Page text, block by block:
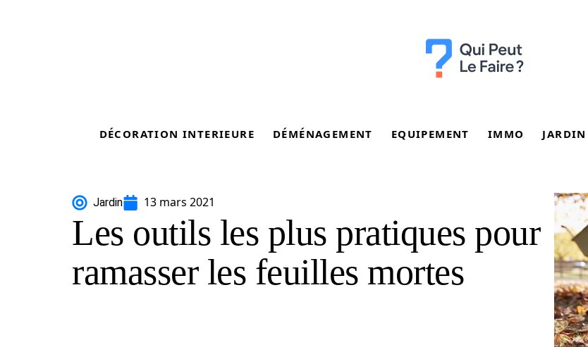
DÉCORATION INTERIEURE DÉMÉNAGEMENT EQUIPEMENT IMMO JARDIN
Jardin 13 mars 2021
Les outils les plus pratiques pour
ramasser les feuilles mortes